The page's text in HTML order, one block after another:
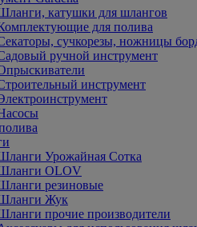
катушки для шлангов
для полива
сучкорезы, ножницы
ручной инструмент
инструмент
Урожайная Сотка
OLOV
резиновые
Жук
прочие производители